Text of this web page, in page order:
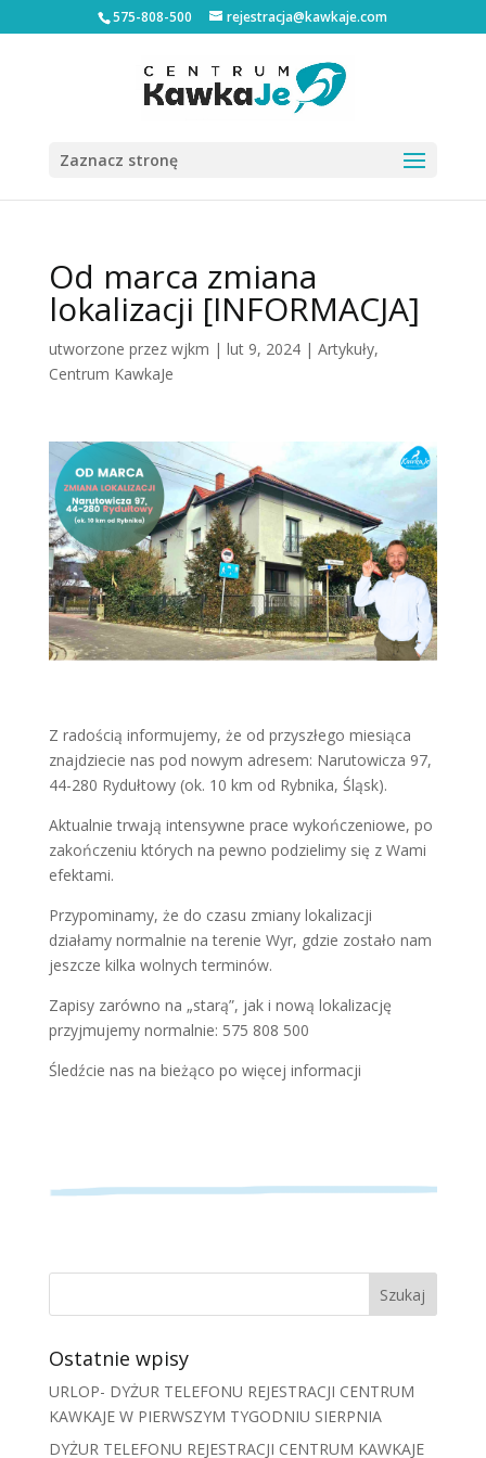
575-808-500 rejestracja@kawkaje.com
Zaznacz stronę
Od marca zmiana
lokalizacji [INFORMACJA]
utworzone przez wjkm | lut 9, 2024| Artykuły,
Centrum KawkaJe
Z radością informujemy, że od przyszłego miesiąca
znajdziecie nas pod nowym adresem: Narutowicza 97,
44-280 Rydułtowy (ok. 10 km od Rybnika, Śląsk).
Aktualnie trwają intensywne prace wykończeniowe, po
zakończeniu których na pewno podzielimy się z Wami
efektami.
Przypominamy, że do czasu zmiany lokalizacji
działamy normalnie na terenie Wyr, gdzie zostało nam
jeszcze kilka wolnych terminów.
Zapisy zarówno na „starą”, jak i nową lokalizację
przyjmujemy normalnie: 575 808 500
Śledźcie nas na bieżąco po więcej informacji
Ostatnie wpisy
URLOP- DYŻUR TELEFONU REJESTRACJI CENTRUM
KAWKAJE W PIERWSZYM TYGODNIU SIERPNIA
DYŻUR TELEFONU REJESTRACJI CENTRUM KAWKAJE